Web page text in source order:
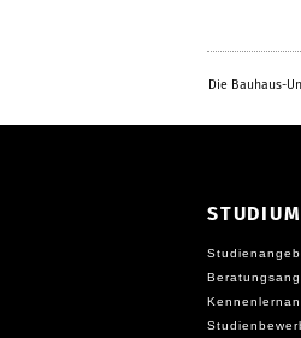
Die Bauhaus-
STUDIUM